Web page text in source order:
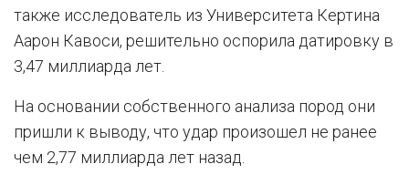
также исследователь из Университета Кертина
Аарон Кавоси, решительно оспорила датировку в
3,47 миллиарда лет.
На основании собственного анализа пород они
пришли к выводу, что удар произошел не ранее
чем 2,77 миллиарда лет назад.